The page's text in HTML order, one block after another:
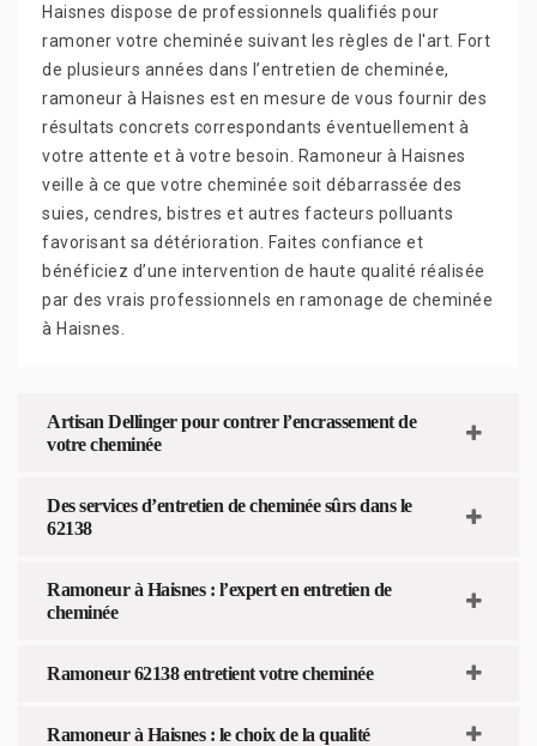
Haisnes dispose de professionnels qualifiés pour
ramoner votre cheminée suivant les règles de l'art. Fort
de plusieurs années dans l’entretien de cheminée,
ramoneur à Haisnes est en mesure de vous fournir des
résultats concrets correspondants éventuellement à
votre attente et à votre besoin. Ramoneur à Haisnes
veille à ce que votre cheminée soit débarrassée des
suies, cendres, bistres et autres facteurs polluants
favorisant sa détérioration. Faites confiance et
bénéficiez d’une intervention de haute qualité réalisée
par des vrais professionnels en ramonage de cheminée
à Haisnes.
Artisan Dellinger pour contrer l’encrassement de
votre cheminée
Des services d’entretien de cheminée sûrs dans le
62138
Ramoneur à Haisnes : l’expert en entretien de
cheminée
Ramoneur 62138 entretient votre cheminée
Ramoneur à Haisnes : le choix de la qualité